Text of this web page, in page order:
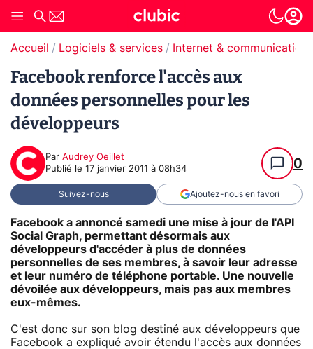
Accueil Logiciels & services Internet & communication
Facebook renforce l'accès aux
données personnelles pour les
développeurs
Par Audrey Oeillet
Publié le 17 janvier 2011 à 08h34 0
Suivez-nous Ajoutez-nous en favori
Facebook a annoncé samedi une mise à jour de l'API
Social Graph, permettant désormais aux
développeurs d'accéder à plus de données
personnelles de ses membres, à savoir leur adresse
et leur numéro de téléphone portable. Une nouvelle
dévoilée aux développeurs, mais pas aux membres
eux-mêmes.
C'est donc sur son blog destiné aux développeurs que
Facebook a expliqué avoir étendu l'accès aux données